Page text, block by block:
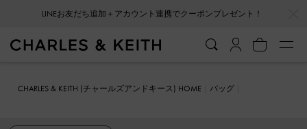
LINEお友だち追加＋アカウント連携でクーポンプレゼント！
CHARLES & KEITH (チャールズアンドキース) HOME
バッグ